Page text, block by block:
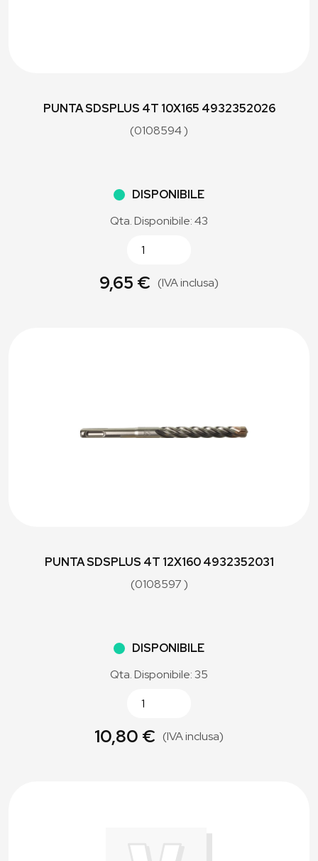
PUNTA SDSPLUS 4T 10X165 4932352026
(0108594 )
DISPONIBILE
Qta. Disponibile: 43
9,65 € (IVA inclusa)
PUNTA SDSPLUS 4T 12X160 4932352031
(0108597 )
DISPONIBILE
Qta. Disponibile: 35
10,80 € (IVA inclusa)